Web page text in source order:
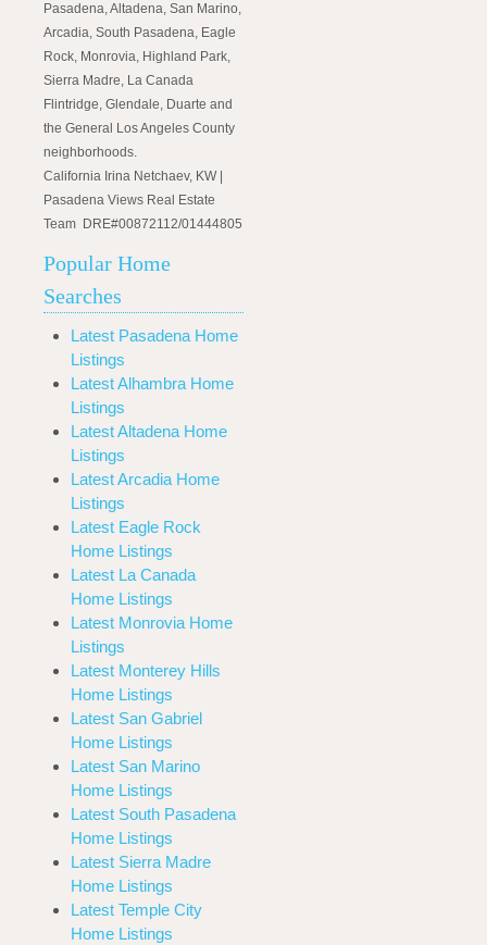
Pasadena, Altadena, San Marino,
Arcadia, South Pasadena, Eagle
Rock, Monrovia, Highland Park,
Sierra Madre, La Canada
Flintridge, Glendale, Duarte and
the General Los Angeles County
neighborhoods.
California Irina Netchaev, KW |
Pasadena Views Real Estate
Team DRE#00872112/01444805
Popular Home
Searches
Latest Pasadena Home
Listings
Latest Alhambra Home
Listings
Latest Altadena Home
Listings
Latest Arcadia Home
Listings
Latest Eagle Rock
Home Listings
Latest La Canada
Home Listings
Latest Monrovia Home
Listings
Latest Monterey Hills
Home Listings
Latest San Gabriel
Home Listings
Latest San Marino
Home Listings
Latest South Pasadena
Home Listings
Latest Sierra Madre
Home Listings
Latest Temple City
Home Listings